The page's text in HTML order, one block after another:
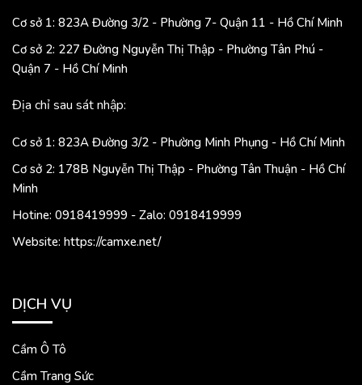
Cơ sở 1: 823A Đường 3/2 - Phường 7- Quận 11 - Hồ Chí Minh
Cơ sở 2: 227 Đường Nguyễn Thị Thập - Phường Tân Phú -
Quận 7 - Hồ Chí Minh
Địa chỉ sau sát nhập:
Cơ sở 1: 823A Đường 3/2 - Phường Minh Phụng - Hồ Chí Minh
Cơ sở 2: 178B Nguyễn Thị Thập - Phường Tân Thuận - Hồ Chí
Minh
Hotine: 0918419999 - Zalo: 0918419999
Website: https://camxe.net/
DỊCH VỤ
Cầm Ô Tô
Cầm Trang Sức